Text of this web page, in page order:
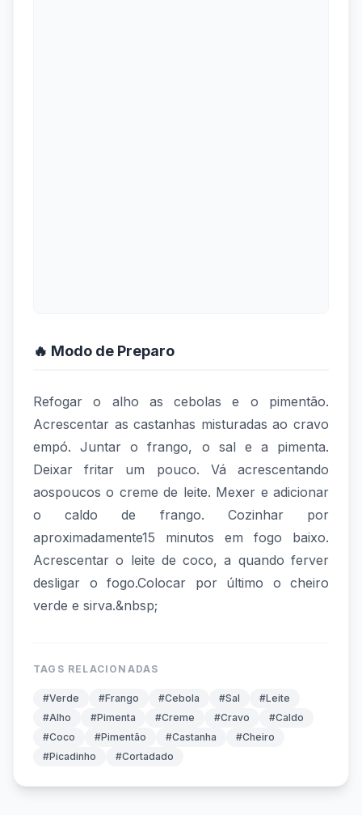
🔥 Modo de Preparo
Refogar o alho as cebolas e o pimentão.
Acrescentar as castanhas misturadas ao cravo
empó. Juntar o frango, o sal e a pimenta.
Deixar fritar um pouco. Vá acrescentando
aospoucos o creme de leite. Mexer e adicionar
o caldo de frango. Cozinhar por
aproximadamente15 minutos em fogo baixo.
Acrescentar o leite de coco, a quando ferver
desligar o fogo.Colocar por último o cheiro
verde e sirva.&nbsp;
TAGS RELACIONADAS
#Verde #Frango #Cebola #Sal
#Leite
#Alho
#Pimenta #Creme #Cravo
#Caldo
#Coco
#Pimentão #Castanha
#Cheiro
#Picadinho
#Cortadado